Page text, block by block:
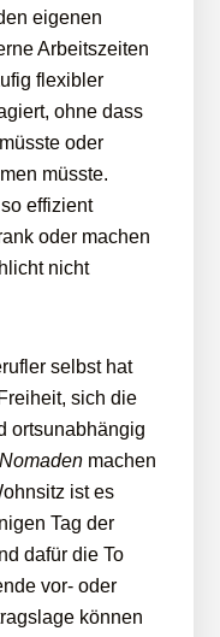
eigenen
Arbeitszeiten
flexibler
ohne dass
oder
müsste.
effizient
oder machen
nicht
selbst hat
sich die
ortsunabhängig
machen
ist es
Tag der
dafür die To
vor- oder
können